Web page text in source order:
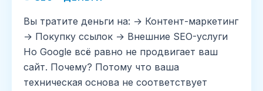
Вы тратите деньги на: → Контент-маркетинг
→ Покупку ссылок → Внешние SEO-услуги
Но Google всё равно не продвигает ваш
сайт. Почему? Потому что ваша
техническая основа не соответствует